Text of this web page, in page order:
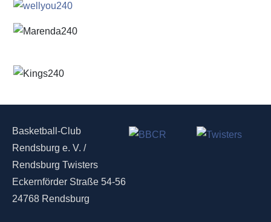
Basketball-Club
Rendsburg e. V. /
Rendsburg Twisters
Eckernförder Straße 54-56
24768 Rendsburg